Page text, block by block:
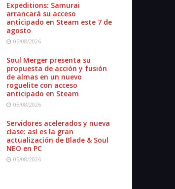
Expeditions: Samurai
arrancará su acceso
anticipado en Steam este 7 de
agosto
05/08/2026
Soul Merger presenta su
propuesta de acción y fusión
de almas en un nuevo
roguelite con acceso
anticipado en Steam
05/08/2026
Servidores acelerados y nueva
clase: así es la gran
actualización de Blade & Soul
NEO en PC
05/08/2026